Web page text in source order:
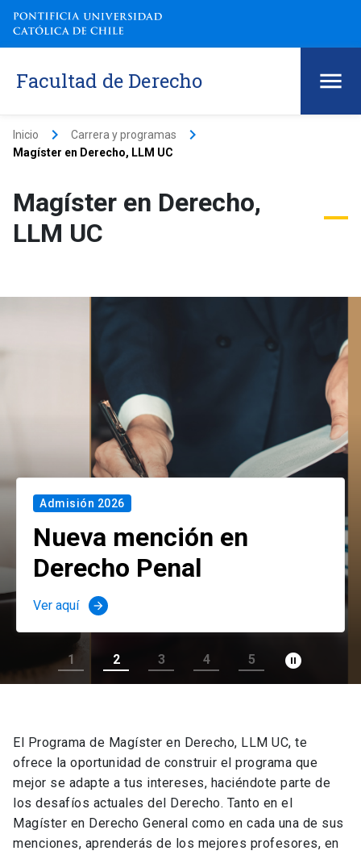
Facultad de Derecho
Inicio keyboard_arrow_right Carrera y programas keyboard_arrow_right
Magíster en Derecho, LLM UC
Magíster en Derecho,
LLM UC
Admisión 2026
Nueva mención en
Derecho Penal
Ver aquí arrow_forward
1 2 3 4 5 pause_circle_filled
El Programa de Magíster en Derecho, LLM UC, te
ofrece la oportunidad de construir el programa que
mejor se adapte a tus intereses, haciéndote parte de
los desafíos actuales del Derecho. Tanto en el
Magíster en Derecho General como en cada una de sus
menciones, aprenderás de los mejores profesores, en